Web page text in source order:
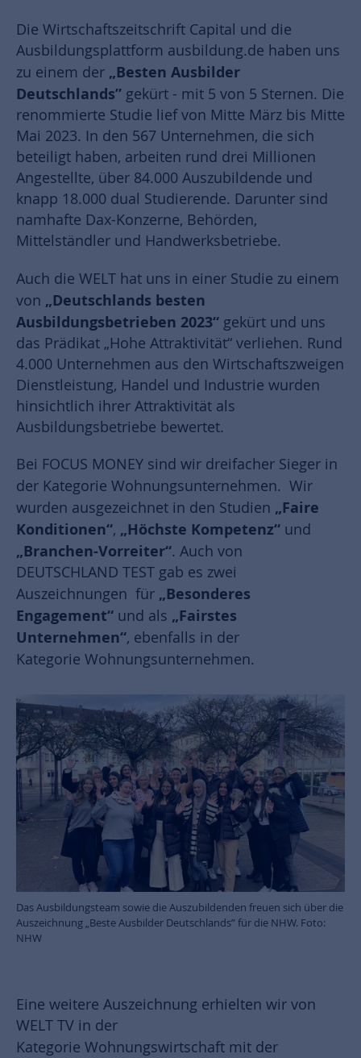
Die Wirtschaftszeitschrift Capital und die
Ausbildungsplattform ausbildung.de haben uns
zu einem der „Besten Ausbilder
Deutschlands” gekürt - mit 5 von 5 Sternen. Die
renommierte Studie lief von Mitte März bis Mitte
Mai 2023. In den 567 Unternehmen, die sich
beteiligt haben, arbeiten rund drei Millionen
Angestellte, über 84.000 Auszubildende und
knapp 18.000 dual Studierende. Darunter sind
namhafte Dax-Konzerne, Behörden,
Mittelständler und Handwerksbetriebe.
Auch die WELT hat uns in einer Studie zu einem
von „Deutschlands besten
Ausbildungsbetrieben 2023“ gekürt und uns
das Prädikat „Hohe Attraktivität“ verliehen. Rund
4.000 Unternehmen aus den Wirtschaftszweigen
Dienstleistung, Handel und Industrie wurden
hinsichtlich ihrer Attraktivität als
Ausbildungsbetriebe bewertet.
Bei FOCUS MONEY sind wir dreifacher Sieger in
der Kategorie Wohnungsunternehmen. Wir
wurden ausgezeichnet in den Studien „Faire
Konditionen“, „Höchste Kompetenz“ und
„Branchen-Vorreiter“. Auch von
DEUTSCHLAND TEST gab es zwei
Auszeichnungen für „Besonderes
Engagement“ und als „Fairstes
Unternehmen“, ebenfalls in der
Kategorie Wohnungsunternehmen.
Das Ausbildungsteam sowie die Auszubildenden freuen sich über die
Auszeichnung „Beste Ausbilder Deutschlands” für die NHW. Foto:
NHW
Eine weitere Auszeichnung erhielten wir von
WELT TV in der
Kategorie Wohnungswirtschaft mit der